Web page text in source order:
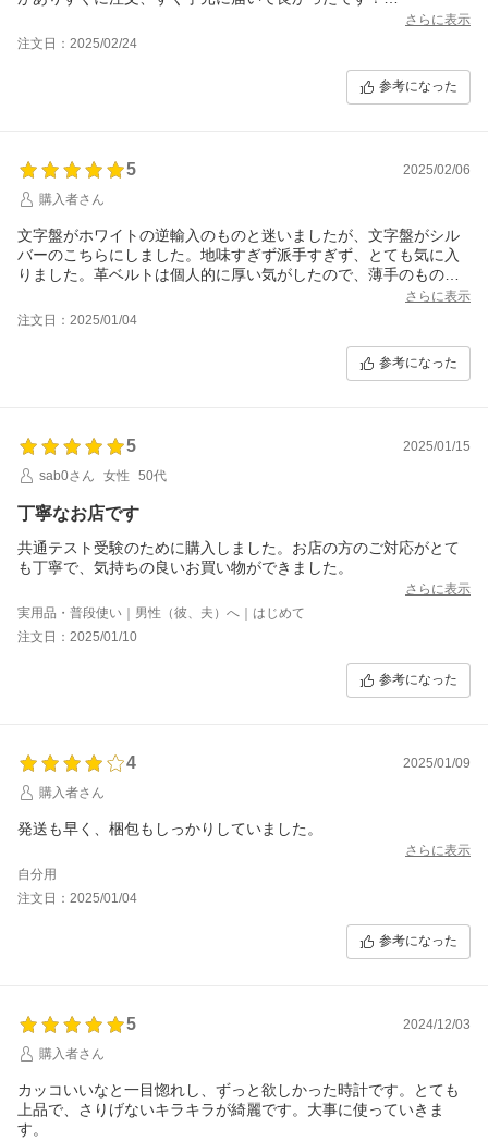
これから渡すので喜んで貰えると良いなと思ってます。ありがと
うございました。
さらに表示
注文日：2025/02/24
参考になった
5
2025/02/06
購入者さん
文字盤がホワイトの逆輸入のものと迷いましたが、文字盤がシル
バーのこちらにしました。地味すぎず派手すぎず、とても気に入
りました。革ベルトは個人的に厚い気がしたので、薄手のものに
さらに表示
注文日：2025/01/04
参考になった
5
2025/01/15
sab0さん
女性 50代
丁寧なお店です
共通テスト受験のために購入しました。お店の方のご対応がとて
も丁寧で、気持ちの良いお買い物ができました。
さらに表示
実用品・普段使い｜男性（彼、夫）へ｜はじめて
注文日：2025/01/10
参考になった
4
2025/01/09
購入者さん
発送も早く、梱包もしっかりしていました。
さらに表示
自分用
注文日：2025/01/04
参考になった
5
2024/12/03
購入者さん
カッコいいなと一目惚れし、ずっと欲しかった時計です。とても
上品で、さりげないキラキラが綺麗です。大事に使っていきま
す。